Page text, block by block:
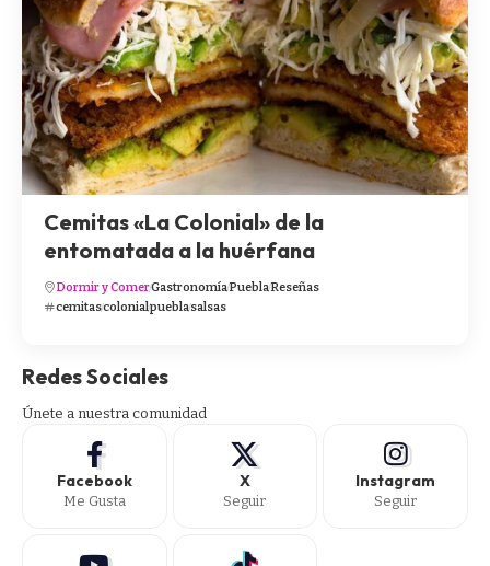
Cemitas «La Colonial» de la
entomatada a la huérfana
Dormir y ComerGastronomíaPueblaReseñas
cemitascolonialpueblasalsas
Redes Sociales
Únete a nuestra comunidad
Facebook
Me Gusta
X
Seguir
Instagram
Seguir